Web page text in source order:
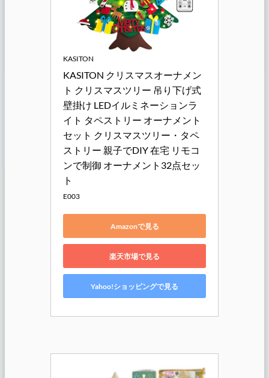
KASITON
KASITON クリスマスオーナメン
ト クリスマスツリー 吊り下げ式
壁掛け LEDイルミネーションラ
イト タペストリー オーナメント
セット クリスマスツリー・タペ
ストリー 親子でDIY 在宅 リモコ
ンで制御 オーナメント32点セッ
ト
E003
Amazonで見る
楽天市場で見る
Yahoo!ショッピングで見る